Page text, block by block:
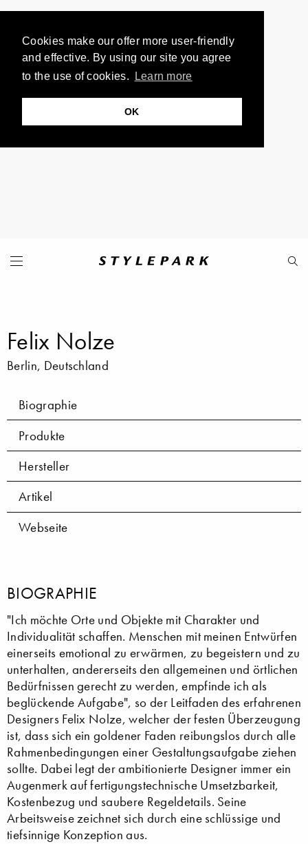
Cookies make our offer more user-friendly
and effective. By using our site you agree
to the use of cookies.
Learn more
OK
Felix Nolze
Berlin, Deutschland
Biographie
Produkte
Hersteller
Artikel
Webseite
BIOGRAPHIE
"Ich möchte Orte und Objekte mit Charakter und
Individualität schaffen. Menschen mit meinen Entwürfen
einerseits emotional zu erwärmen, zu begeistern und zu
unterhalten, andererseits den allgemeinen und örtlichen
Bedürfnissen gerecht zu werden, empfinde ich als
beglückende Aufgabe", so der Leitfaden des erfahrenen
Designers Felix Nolze, welcher der festen Überzeugung
ist, dass sich ein goldener Faden reibungslos durch alle
Rahmenbedingungen einer Gestaltungsaufgabe ziehen
sollte. Dabei legt der ambitionierte Designer immer ein
Augenmerk auf fertigungstechnische Umsetzbarkeit,
Kostenbezug und saubere Regeldetails. Seine
Arbeitsweise zeichnet sich durch eine schlüssige und
tiefsinnige Konzeption aus.